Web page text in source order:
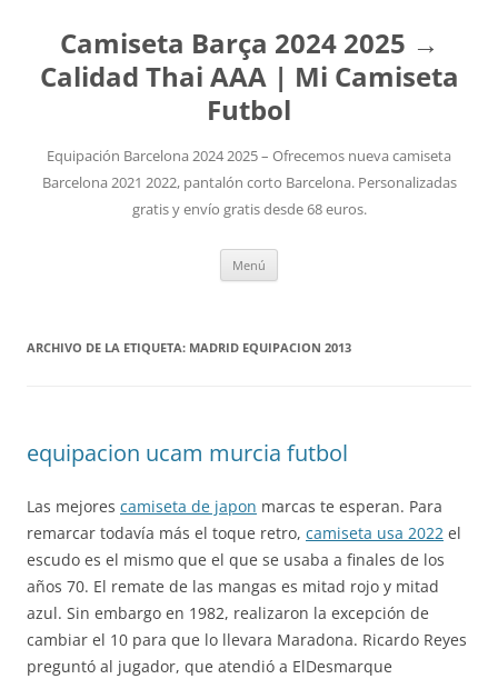
Camiseta Barça 2024 2025 →
Calidad Thai AAA | Mi Camiseta
Futbol
Equipación Barcelona 2024 2025 – Ofrecemos nueva camiseta
Barcelona 2021 2022, pantalón corto Barcelona. Personalizadas
gratis y envío gratis desde 68 euros.
Menú
ARCHIVO DE LA ETIQUETA: MADRID EQUIPACION 2013
equipacion ucam murcia futbol
Las mejores camiseta de japon marcas te esperan. Para
remarcar todavía más el toque retro, camiseta usa 2022 el
escudo es el mismo que el que se usaba a finales de los
años 70. El remate de las mangas es mitad rojo y mitad
azul. Sin embargo en 1982, realizaron la excepción de
cambiar el 10 para que lo llevara Maradona. Ricardo Reyes
preguntó al jugador, que atendió a ElDesmarque